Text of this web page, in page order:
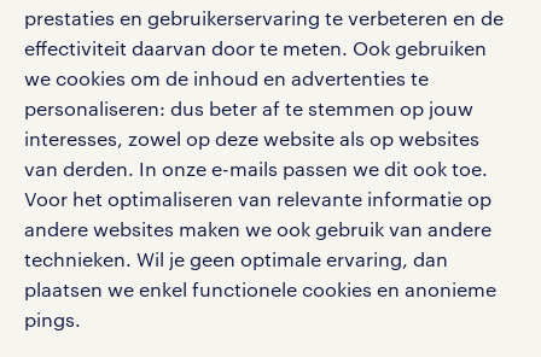
prestaties en gebruikerservaring te verbeteren en de
effectiviteit daarvan door te meten. Ook gebruiken
we cookies om de inhoud en advertenties te
personaliseren: dus beter af te stemmen op jouw
interesses, zowel op deze website als op websites
van derden. In onze e-mails passen we dit ook toe.
Voor het optimaliseren van relevante informatie op
andere websites maken we ook gebruik van andere
technieken. Wil je geen optimale ervaring, dan
plaatsen we enkel functionele cookies en anonieme
pings.
vacatures, solliciteren en inspiratie.
werken bij randstad
gebruikersvoorwaarden
privacystatement
cookies
disclaimer
sitemap